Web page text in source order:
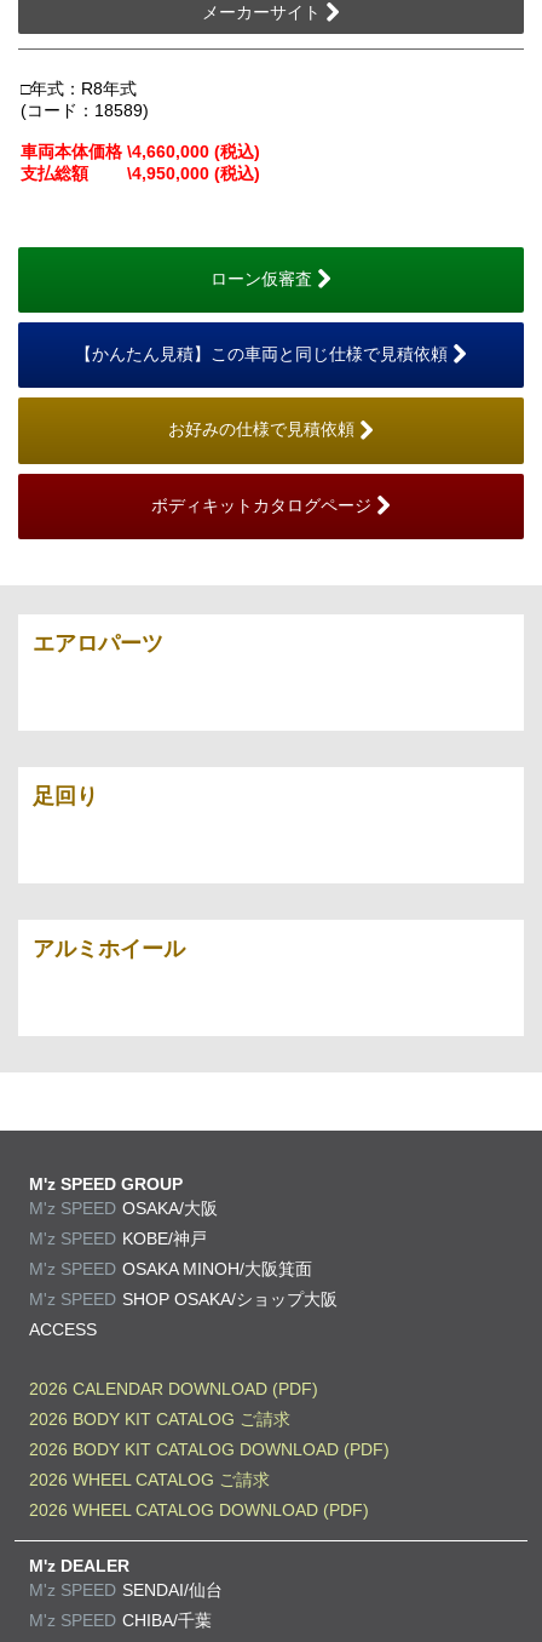
メーカーサイト
□年式：R8年式
(コード：18589)
車両本体価格 \4,660,000 (税込)
支払総額 \4,950,000 (税込)
ローン仮審査
【かんたん見積】この車両と同じ仕様で見積依頼
お好みの仕様で見積依頼
ボディキットカタログページ
エアロパーツ
足回り
アルミホイール
M'z SPEED GROUP
M'z SPEED OSAKA/大阪
M'z SPEED KOBE/神戸
M'z SPEED OSAKA MINOH/大阪箕面
M'z SPEED SHOP OSAKA/ショップ大阪
ACCESS
2026 CALENDAR DOWNLOAD (PDF)
2026 BODY KIT CATALOG ご請求
2026 BODY KIT CATALOG DOWNLOAD (PDF)
2026 WHEEL CATALOG ご請求
2026 WHEEL CATALOG DOWNLOAD (PDF)
M'z DEALER
M'z SPEED SENDAI/仙台
M'z SPEED CHIBA/千葉